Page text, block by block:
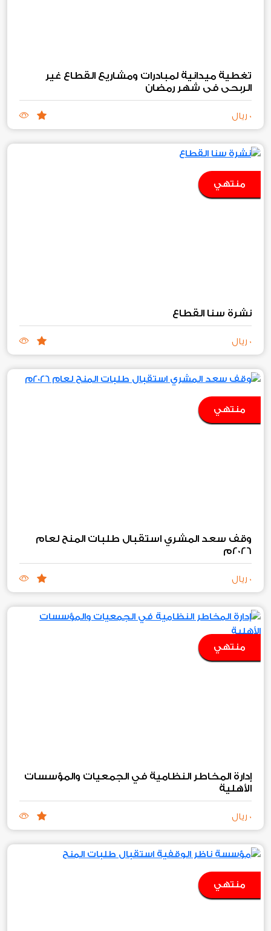
تغطية ميدانية لمبادرات ومشاريع القطاع غير
الربحي في شهر رمضان
0 ريال
منتهي
نشرة سنا القطاع
0 ريال
منتهي
وقف سعد المشري استقبال طلبات المنح لعام
2026م
0 ريال
منتهي
إدارة المخاطر النظامية في الجمعيات والمؤسسات
الأهلية
0 ريال
منتهي